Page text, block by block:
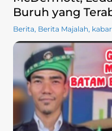
Buruh yang
Berita, Berita Majalah,